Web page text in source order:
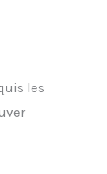
les